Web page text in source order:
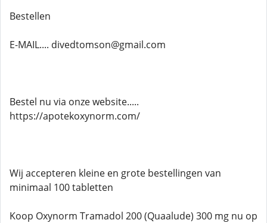
Bestellen
E-MAIL.... divedtomson@gmail.com
Bestel nu via onze website.....
https://apotekoxynorm.com/
Wij accepteren kleine en grote bestellingen van
minimaal 100 tabletten
Koop Oxynorm Tramadol 200 (Quaalude) 300 mg nu op